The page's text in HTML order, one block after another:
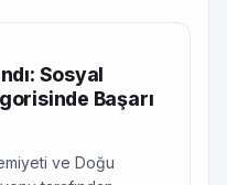
Sosyal
Başarı
ve Doğu